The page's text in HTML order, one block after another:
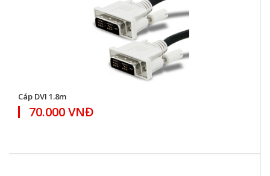
Cáp DVI 1.8m
70.000 VNĐ